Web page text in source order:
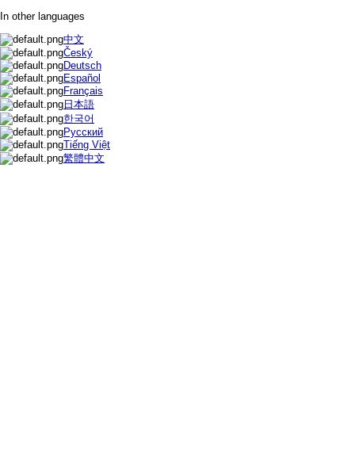
In other languages
中文
Český
Deutsch
Español
Français
日本語
한국어
Русский
Tiếng Việt
繁體中文